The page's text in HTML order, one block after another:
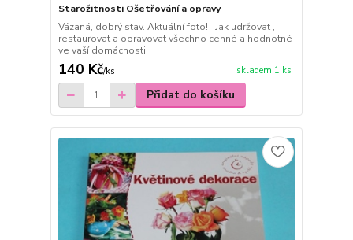
Starožitnosti Ošetřování a opravy
Vázaná, dobrý stav. Aktuální foto! Jak udržovat ,
restaurovat a opravovat všechno cenné a hodnotné
ve vaší domácnosti.
140 Kč/ks skladem 1 ks
Přidat do košíku